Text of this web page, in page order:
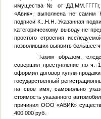
имущества № от ДД.ММ.ГГГГ
«Авик», выполнена не самим
подписи К...Н.Н. Указанная
категорическому выводу не
простого строения
позволивших выявить большее
Таким образом,
совершил преступление по
оформил договор купли-
государственный
на свое имя, самовольно
стоимость указанного
причинил ООО «АВИК»
400 000 руб.